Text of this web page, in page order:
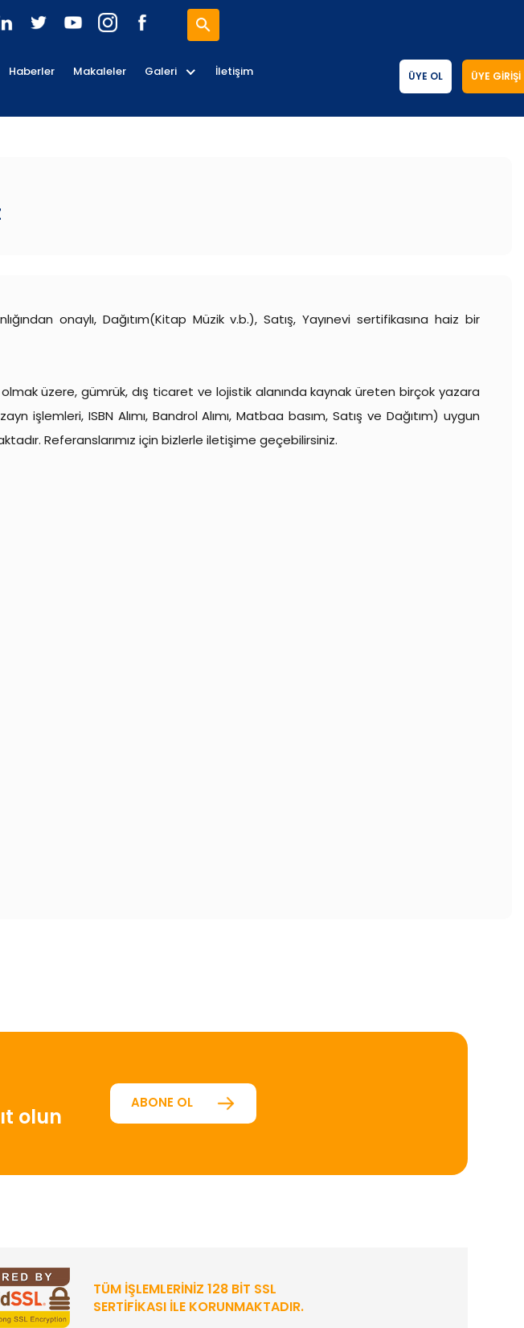
Haberler Makaleler Galeri İletişim ÜYE OL ÜYE GIRIŞI
onaylı, Dağıtım(Kitap Müzik v.b.), Satış, Yayınevi sertifikasına haiz bir
olmak üzere, gümrük, dış ticaret ve lojistik alanında kaynak üreten birçok yazara
işlemleri, ISBN Alımı, Bandrol Alımı, Matbaa basım, Satış ve Dağıtım) uygun
Referanslarımız için bizlerle iletişime geçebilirsiniz.
olun
ABONE OL
TÜM İŞLEMLERINIZ 128 BIT SSL
SERTIFIKASI ILE KORUNMAKTADIR.